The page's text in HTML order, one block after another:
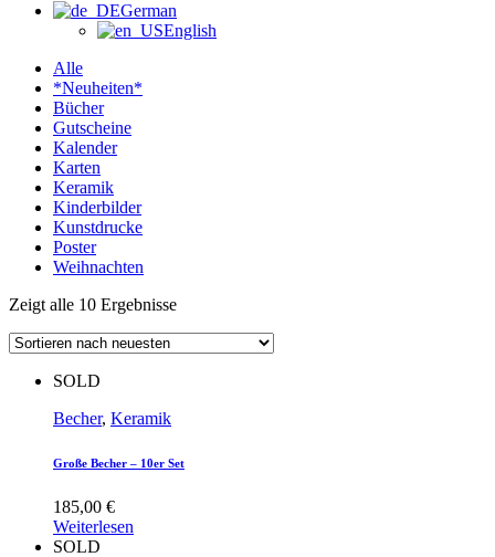
German
English
Alle
*Neuheiten*
Bücher
Gutscheine
Kalender
Karten
Keramik
Kinderbilder
Kunstdrucke
Poster
Weihnachten
Zeigt alle 10 Ergebnisse
SOLD
Becher, Keramik
Große Becher – 10er Set
185,00 €
Weiterlesen
SOLD